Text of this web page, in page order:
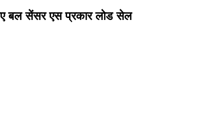
बल सेंसर एस प्रकार लोड सेल